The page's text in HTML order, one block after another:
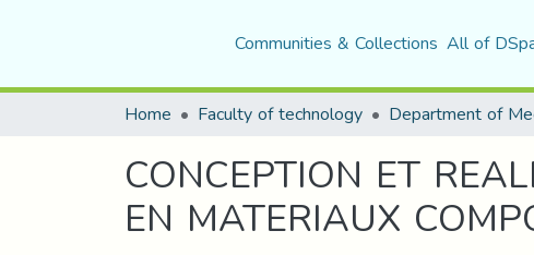
Communities & Collections All of
Home Faculty of technology
CONCEPTION ET
EN MATERIAUX